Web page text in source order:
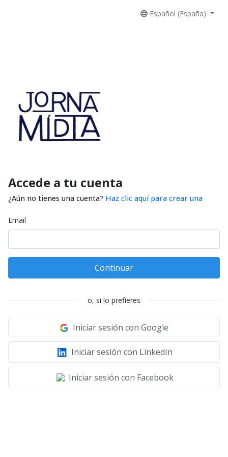
Español (España)
Accede a tu cuenta
¿Aún no tienes una cuenta? Haz clic aquí para crear una
Email
Continuar
o, si lo prefieres
Iniciar sesión con Google
Iniciar sesión con LinkedIn
Iniciar sesión con Facebook